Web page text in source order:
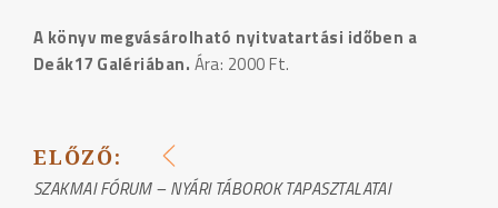
A könyv megvásárolható nyitvatartási időben a
Deák17 Galériában. Ára: 2000 Ft.
BEJEGYZÉS
ELŐZŐ:
SZAKMAI FÓRUM – NYÁRI TÁBOROK TAPASZTALATAI